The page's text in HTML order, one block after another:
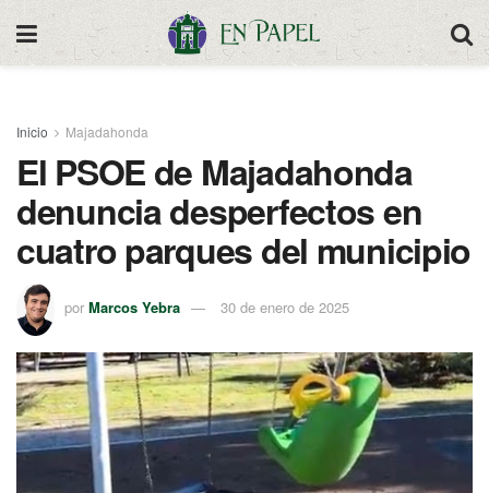
Inicio Majadahonda
El PSOE de Majadahonda
denuncia desperfectos en
cuatro parques del municipio
por Marcos Yebra 30 de enero de 2025